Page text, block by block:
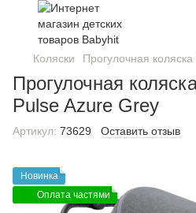
Коляски Прогулочная
Прогулочная
Pulse Azure Grey
Артикул: 73629 Оставить отзыв
Новинка
Оплата частями